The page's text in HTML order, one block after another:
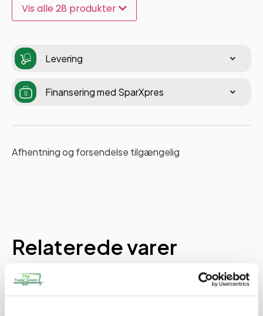
Vis alle 28 produkter
Levering
Finansering med SparXpres
Afhentning og forsendelse tilgængelig
Relaterede varer
PÅ LAGER